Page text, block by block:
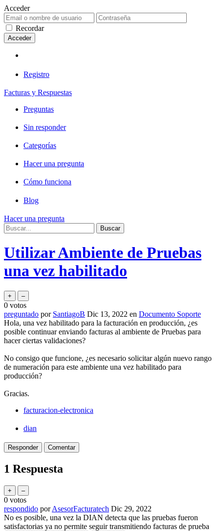
Acceder
Recordar
Registro
Facturas y Respuestas
Preguntas
Sin responder
Categorías
Hacer una pregunta
Cómo funciona
Blog
Hacer una pregunta
Utilizar Ambiente de Pruebas
una vez habilitado
0 votos
preguntado por SantiagoB Dic 13, 2022 en Documento Soporte
Hola, una vez habilitado para la facturación en producción, ¿es
posible continuar enviando facturas al ambiente de Pruebas para
hacer ciertas validaciones?
No consigo que funcione, ¿es necesario solicitar algún nuevo rango
de numeración para este ambiente una vez habilitado para
producción?
Gracias.
facturacion-electronica
dian
1 Respuesta
0 votos
respondido porAsesorFacturatech Dic 29, 2022
No es posible, una vez la DIAN detecta que las pruebas fueron
satisfactorias ya no permite seguir transmitiendo facturas de prueba